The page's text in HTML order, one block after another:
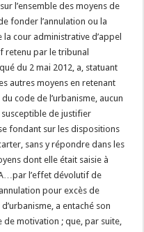
l’ensemble des moyens de
fonder l’annulation ou la
la cour administrative d’appel
retenu par le tribunal
du 2 mai 2012, a, statuant
autres moyens en retenant
code de l’urbanisme, aucun
susceptible de justifier
se fondant sur les dispositions
sans y répondre dans les
dont elle était saisie à
l’effet dévolutif de
pour excès de
a entaché son
de motivation ; que, par suite,